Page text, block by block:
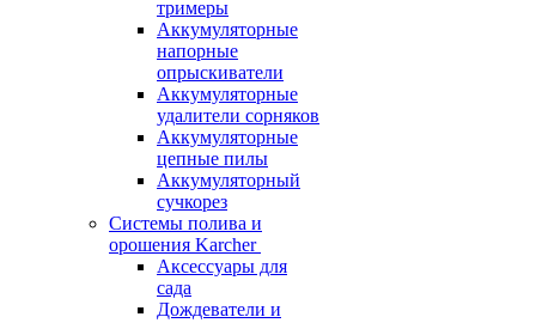
тримеры
Аккумуляторные
напорные
опрыскиватели
Аккумуляторные
удалители сорняков
Аккумуляторные
цепные пилы
Аккумуляторный
сучкорез
Системы полива и
орошения Karcher
Аксессуары для
сада
Дождеватели и